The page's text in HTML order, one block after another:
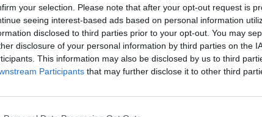
your selection. Please note that after your opt-out request is
seeing interest-based ads based on personal information
disclosed to third parties prior to your opt-out. You may
disclosure of your personal information by third parties on the
This information may also be disclosed by us to third
Participants that may further disclose it to other third